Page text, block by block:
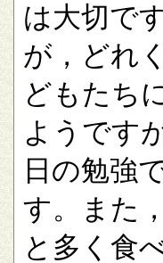
は大切で
が，どれ
どもたち
ようです
日の勉強
す。また
と多く食